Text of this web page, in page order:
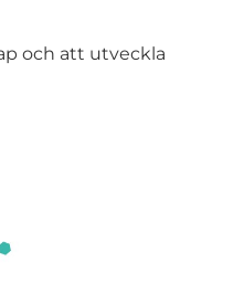
och att utveckla